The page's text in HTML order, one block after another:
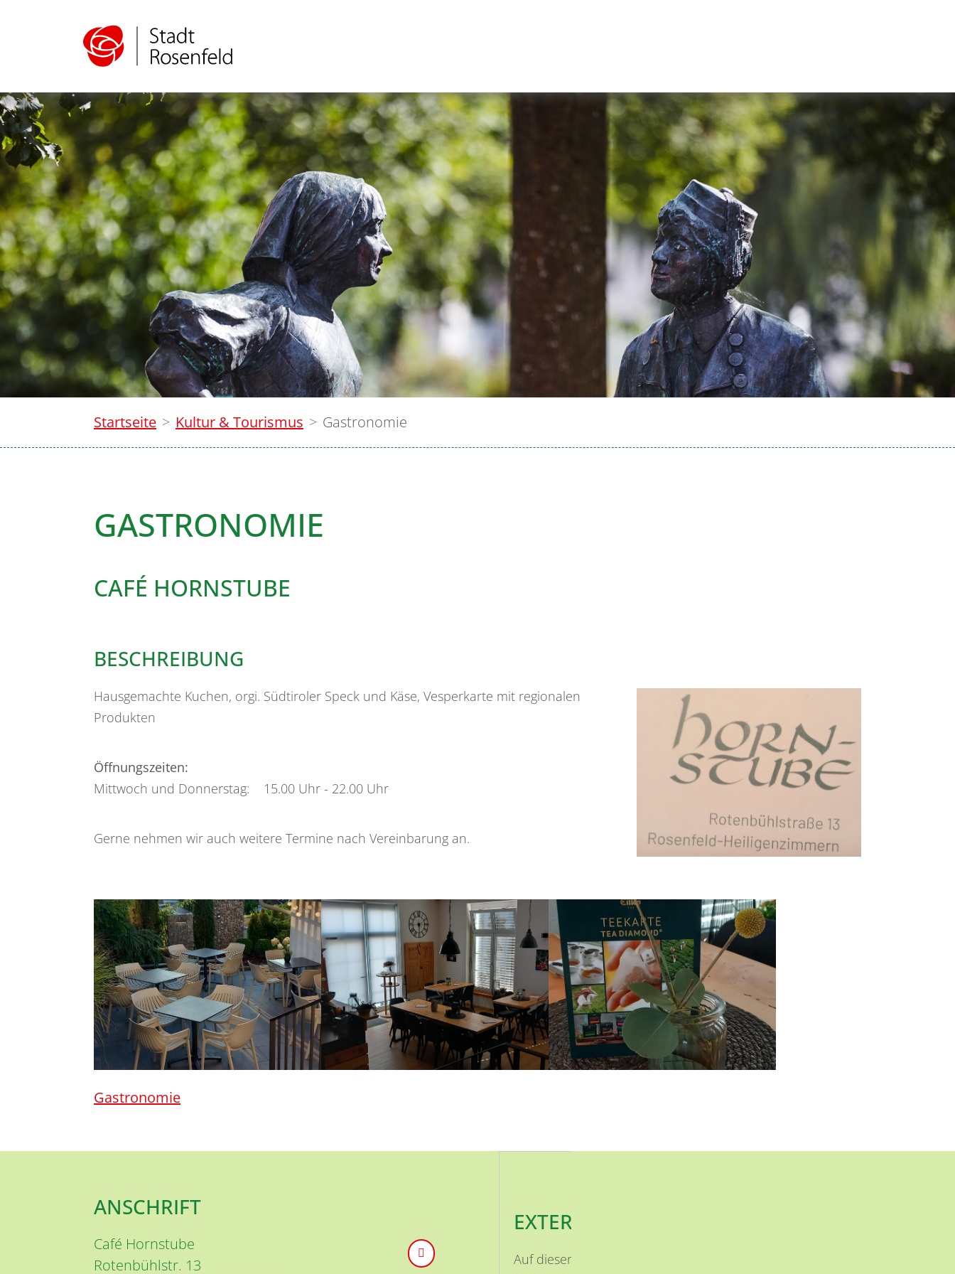
Startseite Kultur & Tourismus Gastronomie
GASTRONOMIE
CAFÉ HORNSTUBE
BESCHREIBUNG
Hausgemachte Kuchen, orgi. Südtiroler Speck und Käse, Vesperkarte mit regionalen
Produkten
Öffnungszeiten:
Mittwoch und Donnerstag: 15.00 Uhr - 22.00 Uhr
Gerne nehmen wir auch weitere Termine nach Vereinbarung an.
Gastronomie
ANSCHRIFT
Café Hornstube
Rotenbühlstr. 13
EXTERNE INHALTE AKTIVIEREN
Auf dieser Seite ist eine OSM Karte eingebunden. Wenn